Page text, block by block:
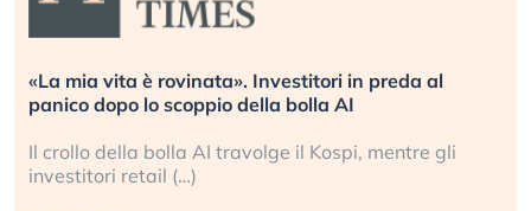
«La mia vita è rovinata». Investitori in preda al
panico dopo lo scoppio della bolla AI
Il crollo della bolla AI travolge il Kospi, mentre gli
investitori retail (…)